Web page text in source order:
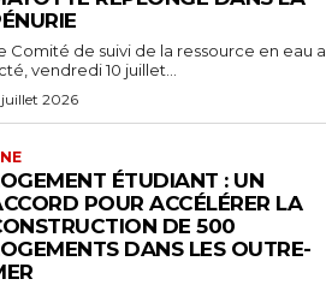
Comité de suivi de la ressource en eau a
vendredi 10 juillet...
juillet 2026
ÉTUDIANT : UN
POUR ACCÉLÉRER LA
DE 500
DANS LES OUTRE-